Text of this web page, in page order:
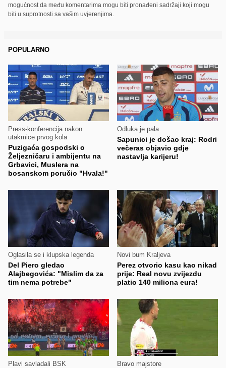
mogućnost da među komentarima mogu biti pronađeni sadržaji koji mogu
biti u suprotnosti sa vašim uvjerenjima.
POPULARNO
Press-konferencija nakon
utakmice prvog kola
Puzigaća gospodski o
Željezničaru i ambijentu na
Grbavici, Muslera na
bosanskom poručio "Hvala!"
Odluka je pala
Sapunici je došao kraj: Rodri
večeras objavio gdje
nastavlja karijeru!
Oglasila se i klupska legenda
Del Piero gledao
Alajbegovića: "Mislim da za
tim nema potrebe"
Novi bum Kraljeva
Perez otvorio kasu kao nikad
prije: Real novu zvijezdu
platio 140 miliona eura!
Plavi savladali BSK Bravo majstore